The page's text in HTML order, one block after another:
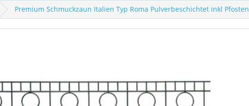
Premium Schmuckzaun Italien Typ Roma Pulverbeschichtet inkl Pfosten